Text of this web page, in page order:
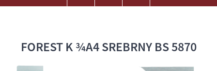
FOREST K ¾A4 SREBRNY BS 5870